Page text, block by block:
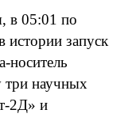
в 05:01 по
истории запуск
носитель
три научных
2Д» и